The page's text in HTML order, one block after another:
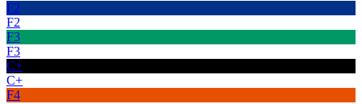
F2
F2
F3
F3
C+
C+
F4